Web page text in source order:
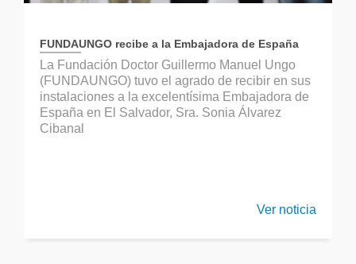
FUNDAUNGO recibe a la Embajadora de España
La Fundación Doctor Guillermo Manuel Ungo
(FUNDAUNGO) tuvo el agrado de recibir en sus
instalaciones a la excelentísima Embajadora de
España en El Salvador, Sra. Sonia Álvarez
Cibanal
Ver noticia